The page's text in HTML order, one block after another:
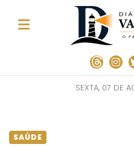
SEXTA, 07 DE
SAÚDE